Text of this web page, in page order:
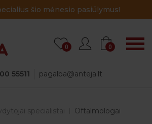
šio mėnesio pasiūlymus!
55511 pagalba@anteja.lt
0 0
specialistai Oftalmologai